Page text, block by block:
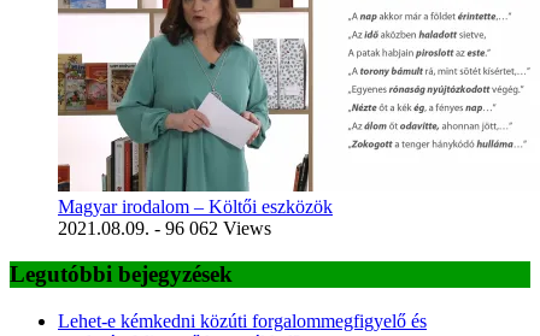
Magyar irodalom – Költői eszközök
2021.08.09. - 96 062 Views
Legutóbbi bejegyzések
Lehet-e kémkedni közúti forgalommegfigyelő és